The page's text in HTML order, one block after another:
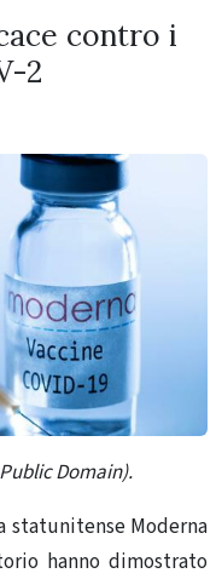
contro i
2
Domain).
statunitense Moderna
hanno dimostrato